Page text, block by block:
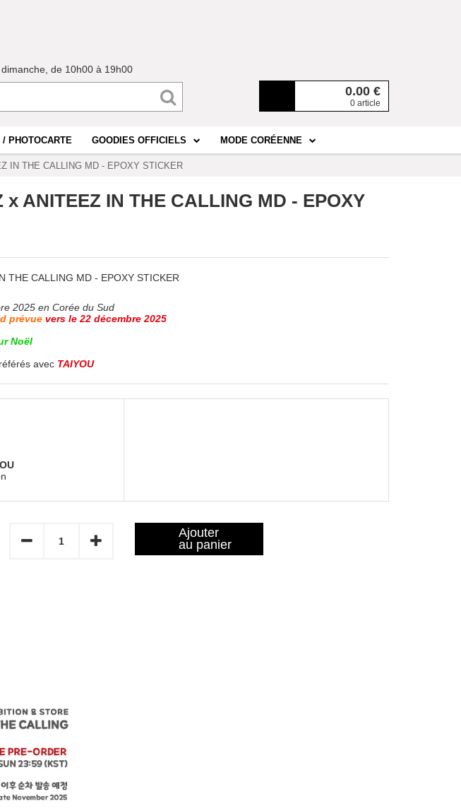
0.00 €
0 article
de 10h00 à 19h00
/ PHOTOCARTE GOODIES OFFICIELS MODE CORÉENNE
IN THE CALLING MD - EPOXY STICKER
x ANITEEZ IN THE CALLING MD - EPOXY
THE CALLING MD - EPOXY STICKER
2025 en Corée du Sud
prévue vers le 22 décembre 2025
Noël
avec TAIYOU
Ajouter
au panier